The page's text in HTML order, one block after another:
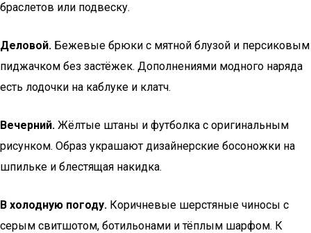
браслетов или подвеску.
Деловой. Бежевые брюки с мятной блузой и персиковым
пиджачком без застёжек. Дополнениями модного наряда
есть лодочки на каблуке и клатч.
Вечерний. Жёлтые штаны и футболка с оригинальным
рисунком. Образ украшают дизайнерские босоножки на
шпильке и блестящая накидка.
В холодную погоду. Коричневые шерстяные чиносы с
серым свитшотом, ботильонами и тёплым шарфом. К